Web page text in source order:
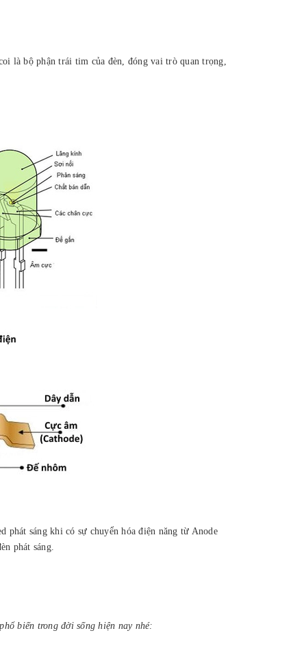
là bộ phận trái tim của đèn, đóng vai trò quan trọng,
sáng khi có sự chuyển hóa điện năng từ Anode
phát sáng.
biến trong đời sống hiện nay nhé: